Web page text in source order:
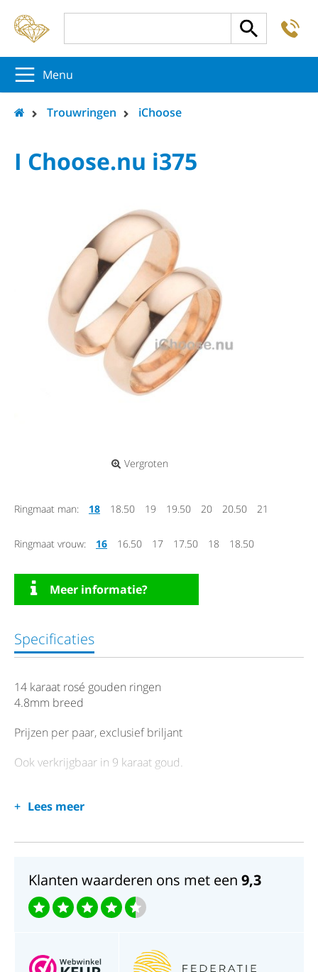
Menu
Trouwringen iChoose
I Choose.nu i375
Vergroten
Ringmaat man: 18 18.50 19 19.50 20 20.50 21
Ringmaat vrouw: 16 16.50 17 17.50 18 18.50
Meer informatie?
Specificaties
14 karaat rosé gouden ringen
4.8mm breed
Prijzen per paar, exclusief briljant
Ook verkrijgbaar in 9 karaat goud.
Lees meer
Klanten waarderen ons met een 9,3